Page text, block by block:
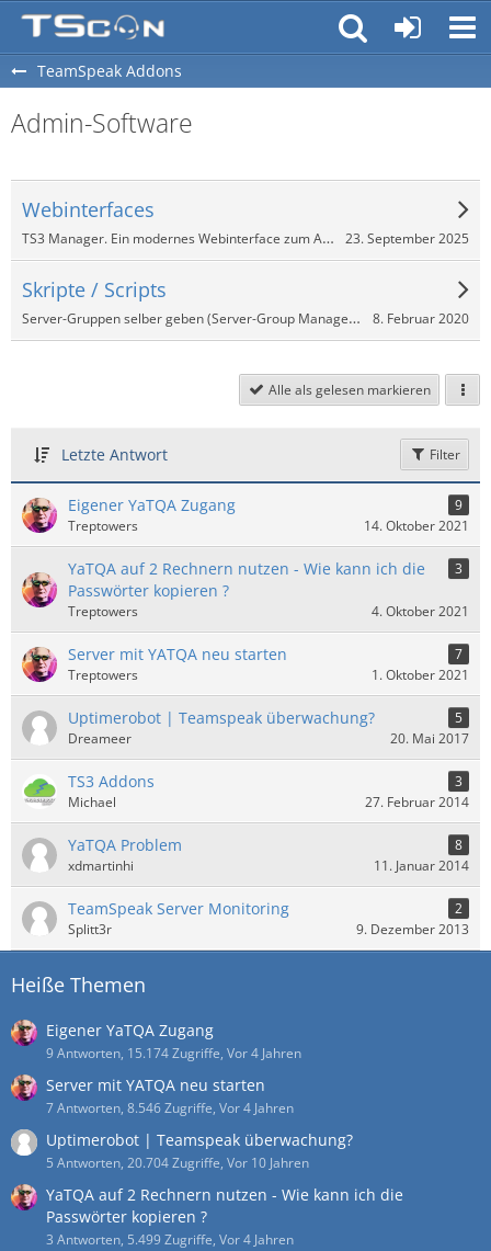
TeamSpeak Addons
Admin-Software
Webinterfaces
TS3 Manager. Ein modernes Webinterface zum Administrieren von Teamspeak 3 Servern. 23. September 2025
Skripte / Scripts
Server-Gruppen selber geben (Server-Group Manager, Assigner) 8. Februar 2020
Alle als gelesen markieren
Letzte Antwort Filter
Eigener YaTQA Zugang
9
Treptowers
14. Oktober 2021
YaTQA auf 2 Rechnern nutzen - Wie kann ich die
Passwörter kopieren ?
3
Treptowers 4. Oktober 2021
Server mit YATQA neu starten
7
Treptowers
1. Oktober 2021
Uptimerobot | Teamspeak überwachung?
5
Dreameer
20. Mai 2017
TS3 Addons
3
Michael
27. Februar 2014
YaTQA Problem
8
xdmartinhi
11. Januar 2014
TeamSpeak Server Monitoring
2
Splitt3r
9. Dezember 2013
Heiße Themen
Eigener YaTQA Zugang
9 Antworten, 15.174 Zugriffe, Vor 4 Jahren
Server mit YATQA neu starten
7 Antworten, 8.546 Zugriffe, Vor 4 Jahren
Uptimerobot | Teamspeak überwachung?
5 Antworten, 20.704 Zugriffe, Vor 10 Jahren
YaTQA auf 2 Rechnern nutzen - Wie kann ich die
Passwörter kopieren ?
3 Antworten, 5.499 Zugriffe, Vor 4 Jahren